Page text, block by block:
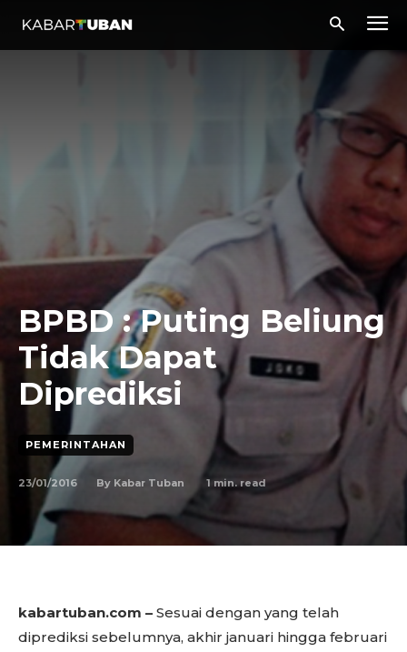
BPBD : Puting Beliung
Tidak Dapat
Diprediksi
PEMERINTAHAN
23/01/2016 By Kabar Tuban 1 min. read
kabartuban.com – Sesuai dengan yang telah
diprediksi sebelumnya, akhir januari hingga februari